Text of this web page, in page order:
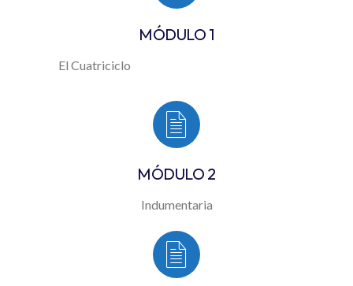
MÓDULO 1
El Cuatriciclo
MÓDULO 2
Indumentaria